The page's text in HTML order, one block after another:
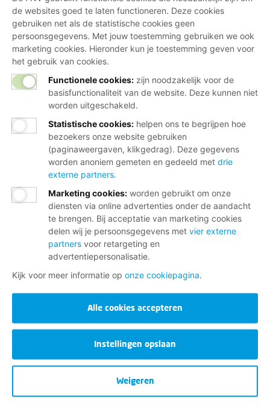
de websites goed te laten functioneren. Deze cookies
gebruiken net als de statistische cookies geen
persoonsgegevens. Met jouw toestemming gebruiken we ook
marketing cookies. Hieronder kun je toestemming geven voor
het gebruik van cookies.
Functionele cookies: zijn noodzakelijk voor de
basisfunctionaliteit van de website. Deze kunnen niet
worden uitgeschakeld.
Statistische cookies: helpen ons te begrijpen hoe
bezoekers onze website gebruiken
(paginaweergaven, klikgedrag). Deze gegevens
worden anoniem gemeten en gedeeld met drie
externe partners.
Marketing cookies: worden gebruikt om onze
diensten via online advertenties onder de aandacht
te brengen. Bij acceptatie van marketing cookies
delen wij je persoonsgegevens met vier externe
partners voor retargeting en
advertentiepersonalisatie.
Kijk voor meer informatie op onze cookiepagina.
Alle cookies accepteren
Instellingen opslaan
Weigeren